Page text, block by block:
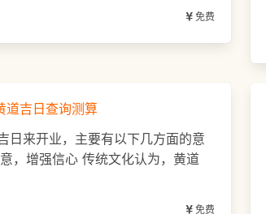
免费
道吉日查询测算
日来开业，主要有以下几方面的意
，增强信心 传统文化认为，黄道
免费